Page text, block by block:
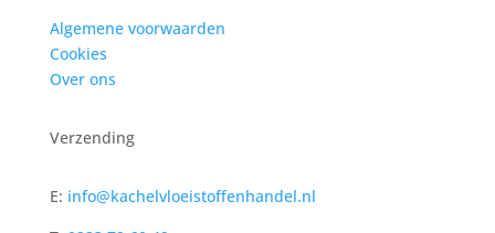
Algemene voorwaarden
Cookies
Over ons
Verzending
E: info@kachelvloeistoffenhandel.nl